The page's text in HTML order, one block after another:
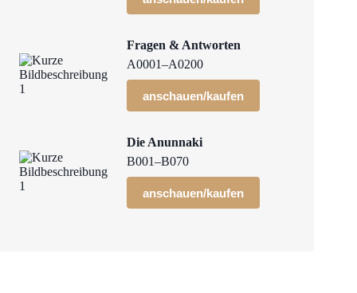
Fragen & Antworten
A0001–A0200
anschauen/kaufen
Die Anunnaki
B001–B070
anschauen/kaufen